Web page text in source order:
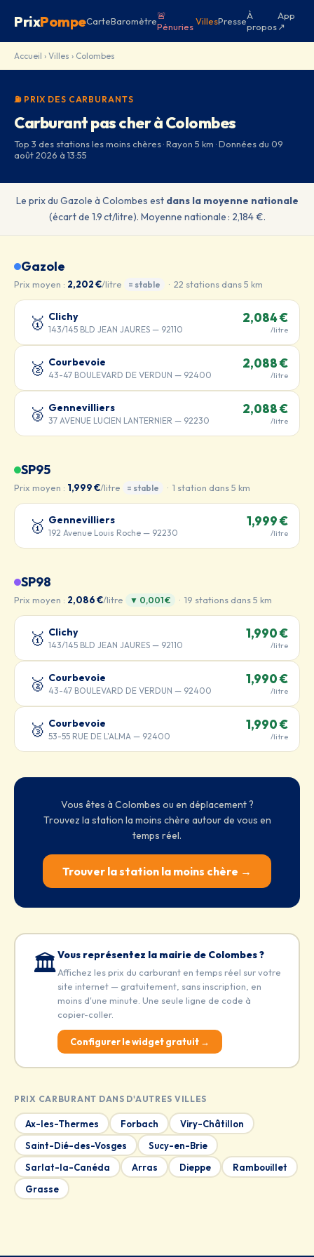
PrixPompeCarteBaromètre🚨
Pénuries VillesPresseÀ
propos
App
↗
Accueil › Villes › Colombes
⛽ PRIX DES CARBURANTS
Carburant pas cher à Colombes
Top 3 des stations les moins chères · Rayon 5 km · Données du 09
août 2026 à 13:55
Le prix du Gazole à Colombes est dans la moyenne nationale
(écart de 1.9 ct/litre). Moyenne nationale : 2,184 €.
Gazole
Prix moyen : 2,202 €/litre = stable · 22 stations dans 5 km
🥇 Clichy
143/145 BLD JEAN JAURES — 92110
2,084 €
/litre
🥈 Courbevoie
43-47 BOULEVARD DE VERDUN — 92400
2,088 €
/litre
🥉 Gennevilliers
37 AVENUE LUCIEN LANTERNIER — 92230
2,088 €
/litre
SP95
Prix moyen : 1,999 €/litre = stable · 1 station dans 5 km
🥇 Gennevilliers
192 Avenue Louis Roche — 92230
1,999 €
/litre
SP98
Prix moyen : 2,086 €/litre ▼ 0,001 € · 19 stations dans 5 km
🥇 Clichy
143/145 BLD JEAN JAURES — 92110
1,990 €
/litre
🥈 Courbevoie
43-47 BOULEVARD DE VERDUN — 92400
1,990 €
/litre
🥉 Courbevoie
53-55 RUE DE L'ALMA — 92400
1,990 €
/litre
Vous êtes à Colombes ou en déplacement ?
Trouvez la station la moins chère autour de vous en
temps réel.
Trouver la station la moins chère →
🏛️Vous représentez la mairie de Colombes ?
Affichez les prix du carburant en temps réel sur votre
site internet — gratuitement, sans inscription, en
moins d'une minute. Une seule ligne de code à
copier-coller.
Configurer le widget gratuit →
PRIX CARBURANT DANS D'AUTRES VILLES
Ax-les-Thermes Forbach
Viry-Châtillon
Saint-Dié-des-Vosges
Sucy-en-Brie
Sarlat-la-Canéda
Arras Dieppe
Rambouillet
Grasse